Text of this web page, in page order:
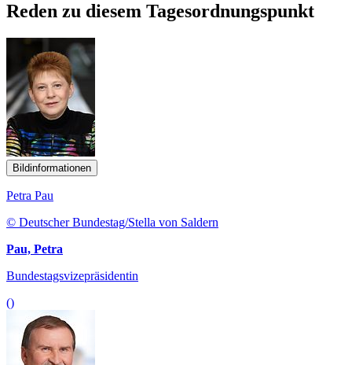
Reden zu diesem Tagesordnungspunkt
Bildinformationen
Petra Pau
© Deutscher Bundestag/Stella von Saldern
Pau, Petra
Bundestagsvizepräsidentin
()